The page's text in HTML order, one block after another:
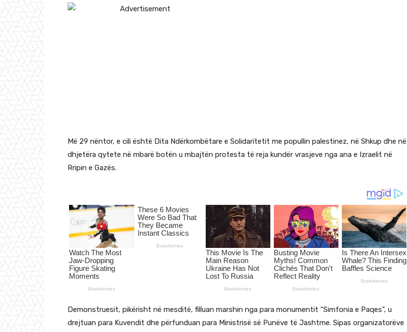
Më 29 nëntor, e cili është Dita Ndërkombëtare e Solidaritetit me popullin palestinez, në Shkup dhe në
dhjetëra qytete në mbarë botën u mbajtën protesta të reja kundër vrasjeve nga ana e Izraelit në
Rripin e Gazës.
Demonstruesit, pikërisht në mesditë, filluan marshin nga para monumentit “Simfonia e Paqes”, u
drejtuan para Kuvendit dhe përfunduan para Ministrisë së Punëve të Jashtme. Sipas organizatorëve